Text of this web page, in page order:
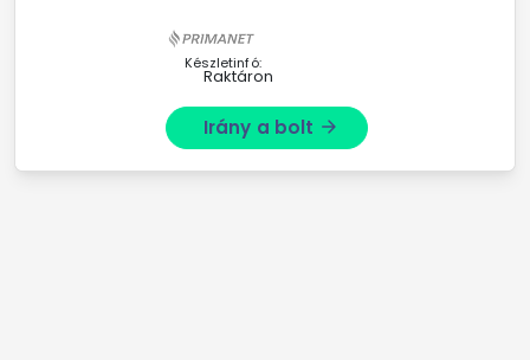
tökéletes választás lehet ...
Készletinfó:
Raktáron
Irány a bolt arrow_forward